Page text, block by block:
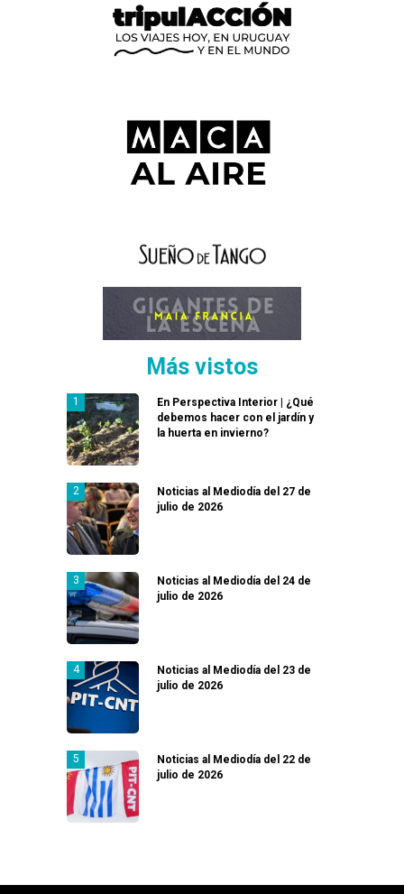
Más vistos
En Perspectiva Interior | ¿Qué
debemos hacer con el jardín y
la huerta en invierno?
Noticias al Mediodía del 27 de
julio de 2026
Noticias al Mediodía del 24 de
julio de 2026
Noticias al Mediodía del 23 de
julio de 2026
Noticias al Mediodía del 22 de
julio de 2026